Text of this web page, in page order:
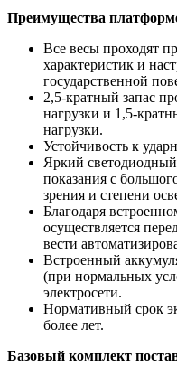
Преимущества
Все весы проходят
характеристик и
государственной
2,5-кратный запас
нагрузки и 1,5-
нагрузки.
Устойчивость к
Яркий
показания с
зрения и степени
Благодаря
осуществляется
вести
Встроенный
(при нормальных
электросети.
Нормативный срок
более лет.
Базовый комплект